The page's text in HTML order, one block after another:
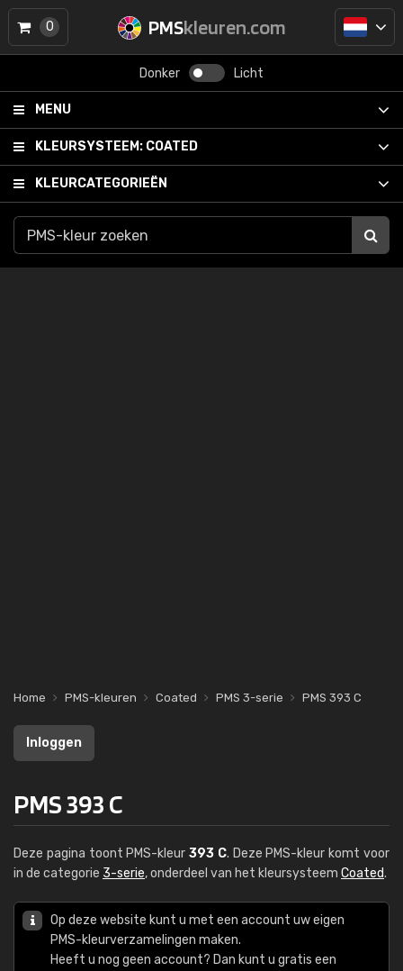
PMSkleuren.com
Donker Licht
MENU
KLEURSYSTEEM: COATED
KLEURCATEGORIEËN
0
Home PMS-kleuren Coated PMS 3-serie PMS 393 C
Inloggen
PMS 393 C
Deze pagina toont PMS-kleur393 C. Deze PMS-kleur komt voor
in de categorie 3-serie, onderdeel van het kleursysteem Coated.
Op deze website kunt u met een account uw eigen
PMS-kleurverzamelingen maken.
Heeft u nog geen account? Dan kunt u gratis een